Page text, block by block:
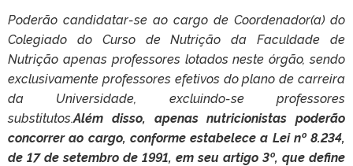
Poderão candidatar-se ao cargo de Coordenador(a) do
Colegiado do Curso de Nutrição da Faculdade de
Nutrição apenas professores lotados neste órgão, sendo
exclusivamente professores efetivos do plano de carreira
da Universidade, excluindo-se professores
substitutos.Além disso, apenas nutricionistas poderão
concorrer ao cargo, conforme estabelece a Lei nº 8.234,
de 17 de setembro de 1991, em seu artigo 3º, que define